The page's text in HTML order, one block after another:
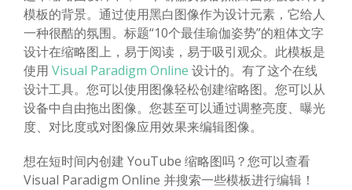
模板的背景。通过使用黑白图像作为设计元素，它给人
一种很酷的氛围。标题“10个最佳瑜伽姿势”的粗体文字
设计在缩略图上，易于阅读，易于吸引观众。此模板是
使用 Visual Paradigm Online 设计的。有了这个在线
设计工具。您可以使用图像轻松创建缩略图。您可以从
设备中自由拖出图像。您甚至可以通过调整亮度、曝光
度、对比度或对图像应用效果来编辑图像。
想在短时间内创建 YouTube 缩略图吗？您可以查看
Visual Paradigm Online 并搜索一些模板进行编辑！